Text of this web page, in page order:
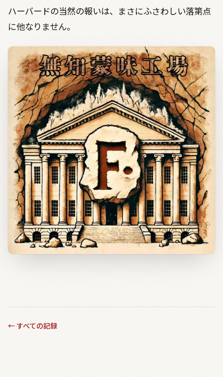
ハーバードの当然の報いは、まさにふさわしい落第点
に他なりません。
←すべての記録